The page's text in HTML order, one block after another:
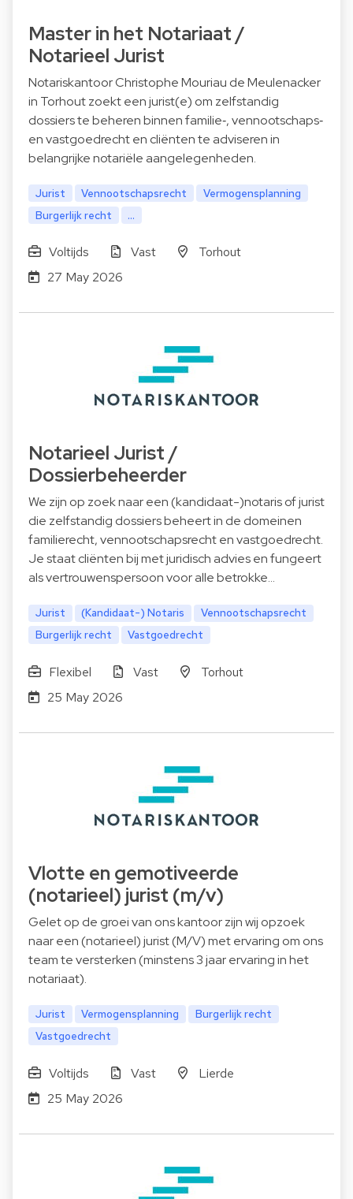
Master in het Notariaat /
Notarieel Jurist
Notariskantoor Christophe Mouriau de Meulenacker
in Torhout zoekt een jurist(e) om zelfstandig
dossiers te beheren binnen familie‑, vennootschaps‑
en vastgoedrecht en cliënten te adviseren in
belangrijke notariële aangelegenheden.
Jurist Vennootschapsrecht
Vermogensplanning
Burgerlijk recht
...
Voltijds Vast
Torhout
27 May 2026
Notarieel Jurist /
Dossierbeheerder
We zijn op zoek naar een (kandidaat-)notaris of jurist
die zelfstandig dossiers beheert in de domeinen
familierecht, vennootschapsrecht en vastgoedrecht.
Je staat cliënten bij met juridisch advies en fungeert
als vertrouwenspersoon voor alle betrokke…
Jurist (Kandidaat-) Notaris
Vennootschapsrecht
Burgerlijk recht
Vastgoedrecht
Flexibel Vast
Torhout
25 May 2026
Vlotte en gemotiveerde
(notarieel) jurist (m/v)
Gelet op de groei van ons kantoor zijn wij opzoek
naar een (notarieel) jurist (M/V) met ervaring om ons
team te versterken (minstens 3 jaar ervaring in het
notariaat).
Jurist Vermogensplanning
Burgerlijk recht
Vastgoedrecht
Voltijds Vast
Lierde
25 May 2026